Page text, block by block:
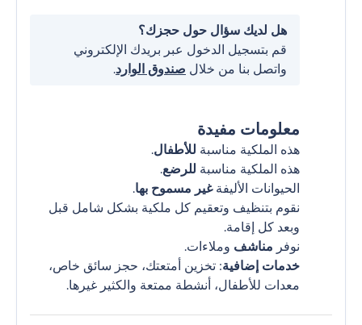
هل لديك سؤال حول حجزك؟
قم بتسجيل الدخول عبر بريدك الإلكتروني
واتصل بنا من خلال صندوق الوارد.
معلومات مفيدة
هذه الملكية مناسبة للأطفال.
هذه الملكية مناسبة للرضع.
الحيوانات الأليفةغير مسموح بها.
نقوم بتنظيف وتعقيم كل ملكية بشكل شامل قبل
وبعد كل إقامة.
نوفر مناشف وملاءات.
خدمات إضافية: تخزين أمتعتك، حجز سائق خاص،
معدات للأطفال، أنشطة ممتعة والكثير غيرها.